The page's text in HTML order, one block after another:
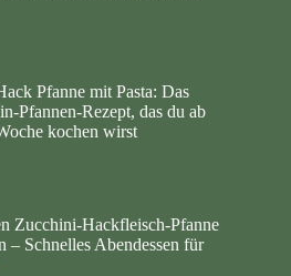
Pfanne mit Pasta: Das
Pfannen-Rezept, das du ab
kochen wirst
Zucchini‑Hackfleisch‑Pfanne
– Schnelles Abendessen für